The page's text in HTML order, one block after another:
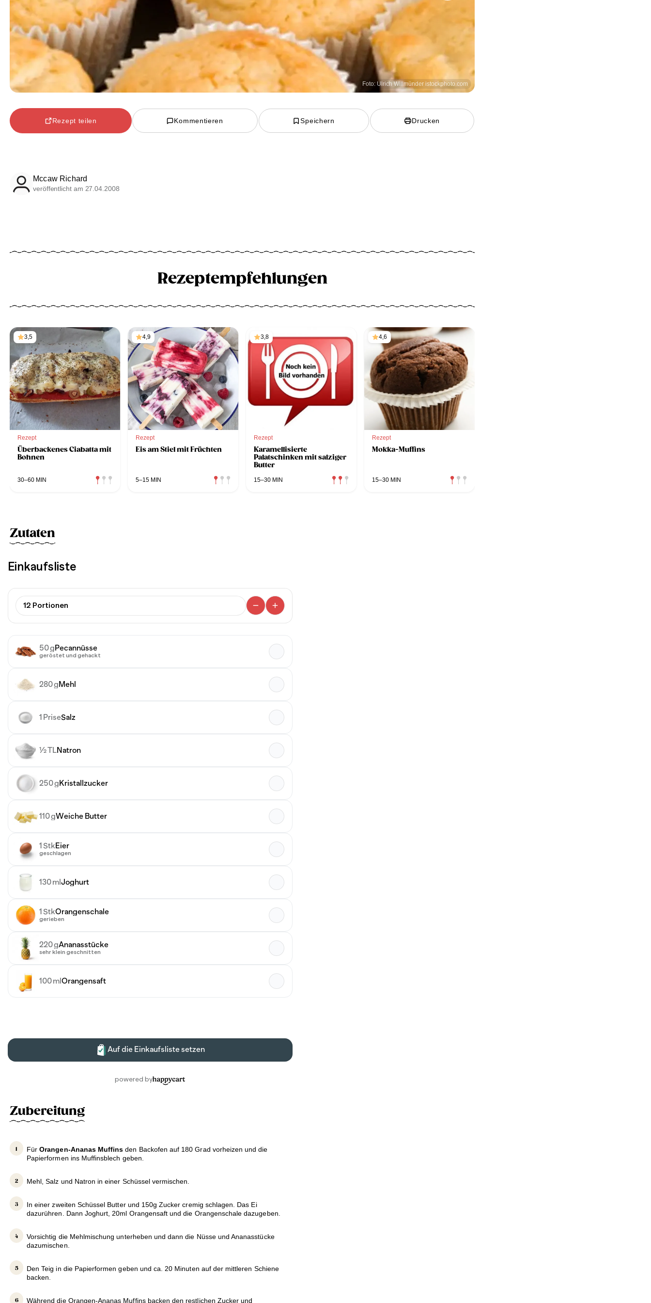
Foto: Ulrich Willmünder istockphoto.com
Rezept teilen Kommentieren Speichern Drucken
Mccaw Richard
veröffentlicht am 27.04.2008
Rezeptempfehlungen
3,5
Rezept
Überbackenes Ciabatta mit
Bohnen
30–60 MIN
4,9
Rezept
Eis am Stiel mit Früchten
5–15 MIN
3,8
Rezept
Karamellisierte
Palatschinken mit salziger
Butter
15–30 MIN
4,6
Rezept
Mokka-Muffins
15–30 MIN
Zutaten
Zubereitung
FürOrangen-Ananas Muffins den Backofen auf 180 Grad vorheizen und die
Papierformen ins Muffinsblech geben.
Mehl, Salz und Natron in einer Schüssel vermischen.
In einer zweiten Schüssel Butter und 150g Zucker cremig schlagen. Das Ei
dazurühren. Dann Joghurt, 20ml Orangensaft und die Orangenschale dazugeben.
Vorsichtig die Mehlmischung unterheben und dann die Nüsse und Ananasstücke
dazumischen.
Den Teig in die Papierformen geben und ca. 20 Minuten auf der mittleren Schiene
backen.
Während die Orangen-Ananas Muffins backen den restlichen Zucker und